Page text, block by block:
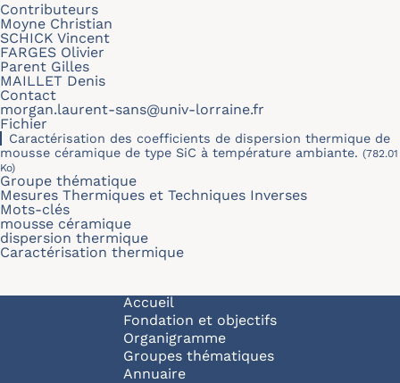
Contributeurs
Moyne Christian
SCHICK Vincent
FARGES Olivier
Parent Gilles
MAILLET Denis
Contact
morgan.laurent-sans@univ-lorraine.fr
Fichier
Caractérisation des coefficients de dispersion thermique de
mousse céramique de type SiC à température ambiante. (782.01
Ko)
Groupe thématique
Mesures Thermiques et Techniques Inverses
Mots-clés
mousse céramique
dispersion thermique
Caractérisation thermique
Navigation principale
Accueil
Fondation et objectifs
Organigramme
Groupes thématiques
Annuaire